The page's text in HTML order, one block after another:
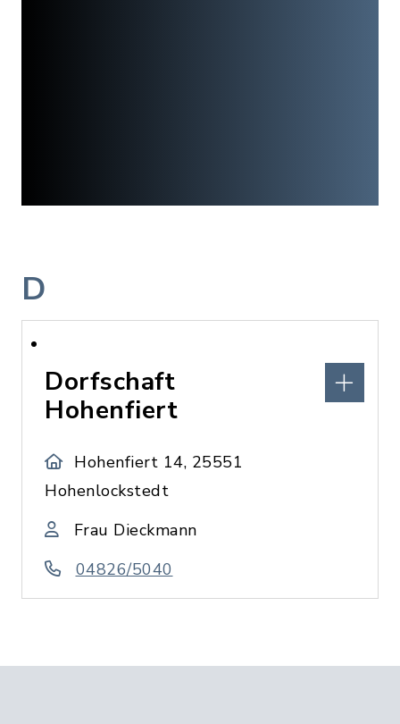
D
Dorfschaft
Hohenfiert
Hohenfiert 14, 25551
Hohenlockstedt
Frau Dieckmann
04826/5040